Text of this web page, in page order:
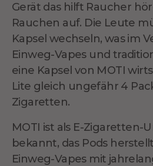
Gerät das hilft Raucher
Rauchen auf. Die Leute
Kapsel wechseln, was im
Einweg-Vapes und
eine Kapsel von MOTI
Lite gleich ungefähr 4
Zigaretten.
MOTI ist als E-Zigaretten-
bekannt, das Pods herstellt
Einweg-Vapes mit